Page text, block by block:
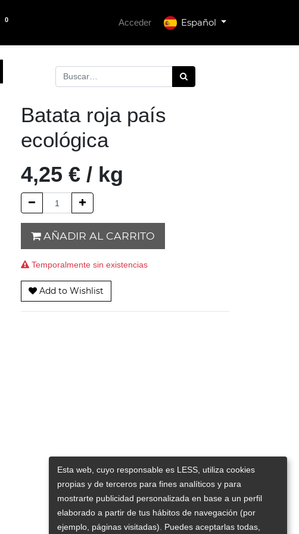
Español
0 Acceder
Batata roja país
ecológica
4,25 € / kg
AÑADIR AL CARRITO
Temporalmente sin existencias
Add to Wishlist
Esta web, cuyo responsable es LESS, utiliza cookies
propias y de terceros para fines analíticos y para
mostrarte publicidad personalizada en base a un perfil
elaborado a partir de tus hábitos de navegación (por
ejemplo, páginas visitadas). Puedes aceptarlas todas,